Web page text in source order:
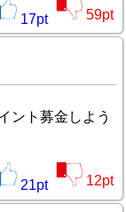
17pt 59pt
ント募金しよう
21pt 12pt